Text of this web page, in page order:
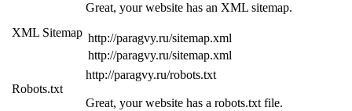
XML Sitemap
Great, your website has an XML sitemap.
http://paragvy.ru/sitemap.xml
http://paragvy.ru/sitemap.xml
Robots.txt
http://paragvy.ru/robots.txt
Great, your website has a robots.txt file.